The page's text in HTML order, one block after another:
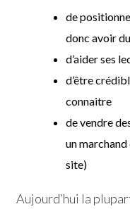
de
donc avoir
d’aider ses
d’être
connaitre
de vendre
un
site)
Aujourd’hui la